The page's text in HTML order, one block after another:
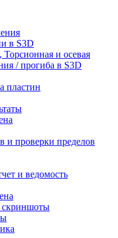
в S3D
и осевая
/ прогиба в S3D
пластин
и проверки пределов
и ведомость
скриншоты